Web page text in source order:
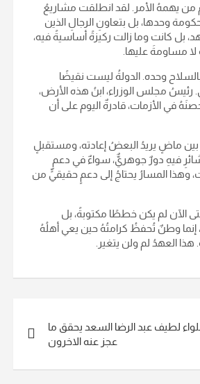
من يهمهُ الأمر. لقد انطلقت مشاريعُ
وحدها، بل بتعاونِ الرجالِ الذين
بل كانت وما زالت ركيزةً أساسيةً فيه،
مساومةَ عليها.
وحده. الدولةُ ليست نقيضًا
رئيسُ مجلس الوزراء، ابنُ هذه الأرض،
في الأزمات، قادرةٌ اليوم على أن
بين ماضٍ يريدُ البعضُ إعادته، ومستقبلٍ
فيهِ دورٌ جوهريٌّ، سواءٌ في دعمِ
وهذا المسارُ يحتاجُ إلى دعمٍ حقيقيٍّ من
الآن لم يكن خططًا مكتوبةً، بل
إنما وطنٌ تُحفظُ كرامتُهُ حين يعي أهلُهُ
العهدُ لم ولن يتغير.
لطيف عبد الرضا السعد يحقق ما
عجز عنه الاخرون